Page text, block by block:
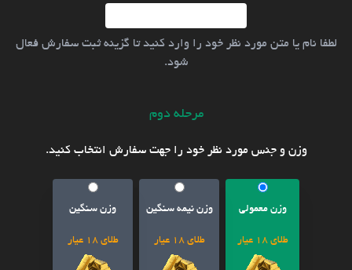
لطفا نام یا متن مورد نظر خود را وارد کنید تا گزینه ثبت سفارش فعال
شود.
مرحله دوم
وزن و جنس مورد نظر خود را جهت سفارش انتخاب کنید.
وزن معمولی
طلای 18 عیار
وزن نیمه سنگین
طلای 18 عیار
وزن سنگین
طلای 18 عیار